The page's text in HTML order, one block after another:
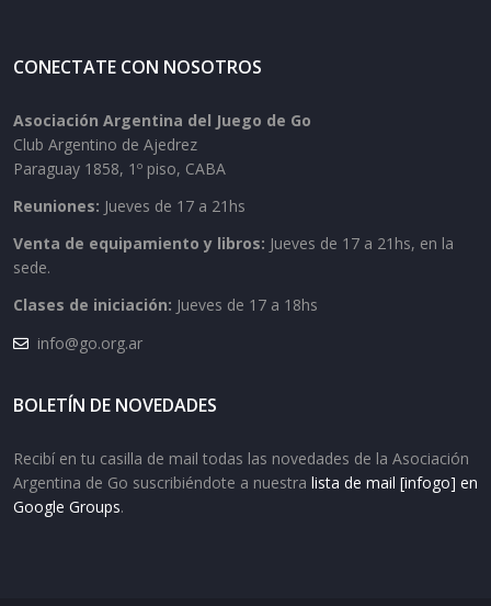
CONECTATE CON NOSOTROS
Asociación Argentina del Juego de Go
Club Argentino de Ajedrez
Paraguay 1858, 1º piso, CABA
Reuniones: Jueves de 17 a 21hs
Venta de equipamiento y libros: Jueves de 17 a 21hs, en la
sede.
Clases de iniciación: Jueves de 17 a 18hs
info@go.org.ar
BOLETÍN DE NOVEDADES
Recibí en tu casilla de mail todas las novedades de la Asociación
Argentina de Go suscribiéndote a nuestra lista de mail [infogo] en
Google Groups.